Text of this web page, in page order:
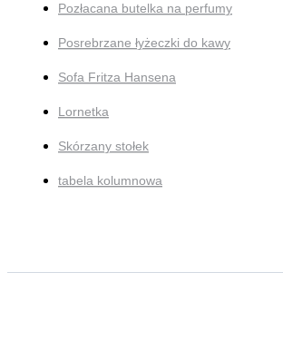
Pozłacana butelka na perfumy
Posrebrzane łyżeczki do kawy
Sofa Fritza Hansena
Lornetka
Skórzany stołek
tabela kolumnowa